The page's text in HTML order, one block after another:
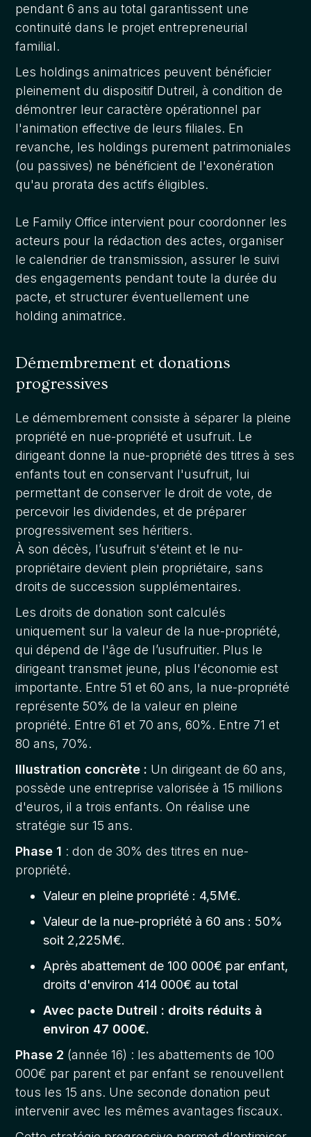
pendant 6 ans au total garantissent une
continuité dans le projet entrepreneurial
familial.
Les holdings animatrices peuvent bénéficier
pleinement du dispositif Dutreil, à condition de
démontrer leur caractère opérationnel par
l'animation effective de leurs filiales. En
revanche, les holdings purement patrimoniales
(ou passives) ne bénéficient de l'exonération
qu'au prorata des actifs éligibles.
Le Family Office intervient pour coordonner les
acteurs pour la rédaction des actes, organiser
le calendrier de transmission, assurer le suivi
des engagements pendant toute la durée du
pacte, et structurer éventuellement une
holding animatrice.
Démembrement et donations
progressives
Le démembrement consiste à séparer la pleine
propriété en nue-propriété et usufruit. Le
dirigeant donne la nue-propriété des titres à ses
enfants tout en conservant l'usufruit, lui
permettant de conserver le droit de vote, de
percevoir les dividendes, et de préparer
progressivement ses héritiers.
À son décès, l’usufruit s'éteint et le nu-
propriétaire devient plein propriétaire, sans
droits de succession supplémentaires.
Les droits de donation sont calculés
uniquement sur la valeur de la nue-propriété,
qui dépend de l'âge de l’usufruitier. Plus le
dirigeant transmet jeune, plus l'économie est
importante. Entre 51 et 60 ans, la nue-propriété
représente 50% de la valeur en pleine
propriété. Entre 61 et 70 ans, 60%. Entre 71 et
80 ans, 70%.
Illustration concrète : Un dirigeant de 60 ans,
possède une entreprise valorisée à 15 millions
d'euros, il a trois enfants. On réalise une
stratégie sur 15 ans.
Phase 1 : don de 30% des titres en nue-
propriété.
Valeur en pleine propriété : 4,5M€.
Valeur de la nue-propriété à 60 ans : 50%
soit 2,225M€.
Après abattement de 100 000€ par enfant,
droits d'environ 414 000€ au total
Avec pacte Dutreil : droits réduits à
environ 47 000€.
Phase 2 (année 16) : les abattements de 100
000€ par parent et par enfant se renouvellent
tous les 15 ans. Une seconde donation peut
intervenir avec les mêmes avantages fiscaux.